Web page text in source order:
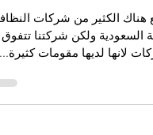
هناك الكثير من شركات
السعودية ولكن شركتنا تتفوق
لانها لديها مقومات كثيرة...